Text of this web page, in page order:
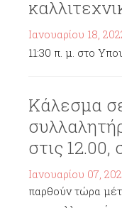
Ιανουαρίου 18,
11:30 π. μ. στο
Κάλεσμα
στις
Ιανουαρίου 07,
παρθούν τώρα